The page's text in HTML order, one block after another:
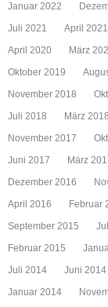
Januar 2022
Juli 2021
April 2021
April 2020
März
Oktober 2019
November 2018
Juli 2018
März 2018
November 2017
Juni 2017
März
Dezember 2016
April 2016
Februar
September 2015
Februar 2015
Juli 2014
Juni 2014
Januar 2014